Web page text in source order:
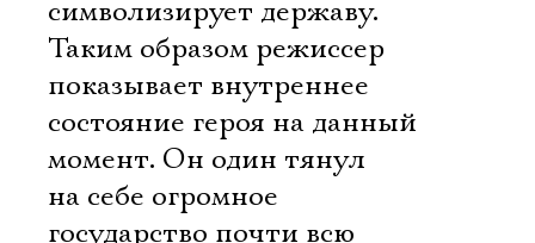
символизирует державу.
Таким образом режиссер
показывает внутреннее
состояние героя на данный
момент. Он один тянул
на себе огромное
государство почти всю